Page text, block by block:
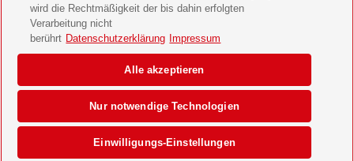
Datenschutz & Cookies
Einwilligungs-Einstellungen
Barrierefreiheit
© 2026 Deutsche Post AG
wird die Rechtmäßigkeit der bis dahin erfolgten
Verarbeitung nicht
berührt Datenschutzerklärung Impressum
Einwilligungs-Einstellungen
Nur notwendige Technologien
Alle akzeptieren